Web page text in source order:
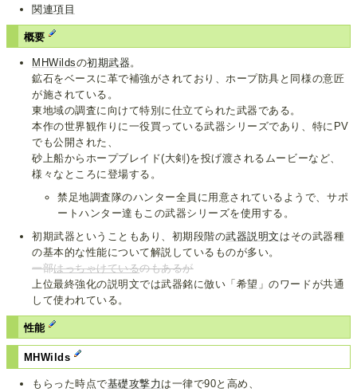
関連項目
概要
MHWildsの初期武器 。
鉱石をベースに革で補強がされており、ホープ防具と同様の意匠
が施されている。
東地域の調査に向けて特別に仕立てられた武器である。
本作の世界観作りに一役買っている武器シリーズであり、特にPV
でも公開された、
砂上船からホープブレイド(大剣)を投げ渡されるムービーなど、
様々なところに登場する。
禁足地調査隊のハンター全員に用意されているようで、サポ
ートハンター達もこの武器シリーズを使用する。
初期武器ということもあり、初期段階の武器説明文 はその武器種
の基本的な性能について解説しているものが多い。
一部はっちゃけているのもあるが
上位最終強化の説明文では武器銘に倣い「希望」のワードが共通
して使われている。
性能
MHWilds
もらった時点で基礎攻撃力 は一律で90と高め、